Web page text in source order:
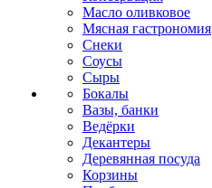
Масло оливковое
Мясная гастрономия
Снеки
Соусы
Сыры
Бокалы
Вазы, банки
Ведёрки
Декантеры
Деревянная посуда
Корзины